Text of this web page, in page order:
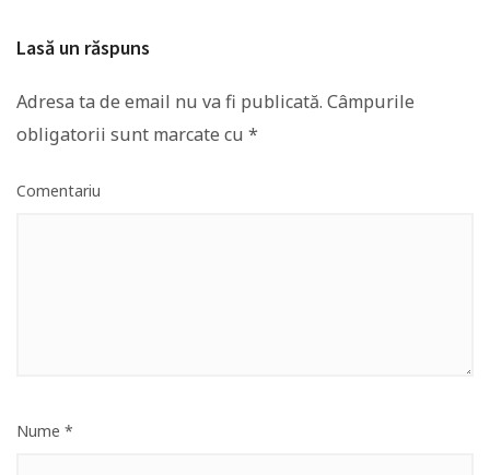
Lasă un răspuns
Adresa ta de email nu va fi publicată. Câmpurile
obligatorii sunt marcate cu *
Comentariu
Nume *